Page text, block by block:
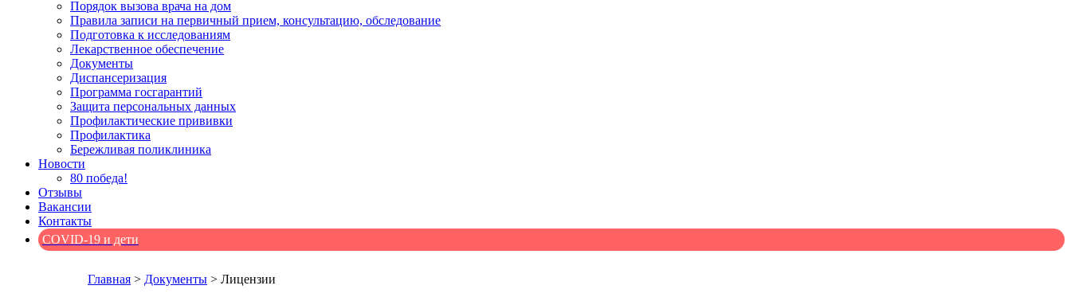
Порядок вызова врача на дом
Правила записи на первичный прием, консультацию, обследование
Подготовка к исследованиям
Лекарственное обеспечение
Документы
Диспансеризация
Программа госгарантий
Защита персональных данных
Профилактические прививки
Профилактика
Бережливая поликлиника
Новости
80 победа!
Отзывы
Вакансии
Контакты
COVID-19 и дети
Главная > Документы > Лицензии